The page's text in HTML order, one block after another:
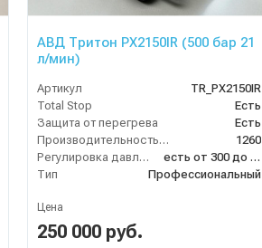
АВД Тритон PX2150IR (500 бар 21
л/мин)
Артикул
TR_PX2150IR
Total Stop
Есть
Защита от перегрева
Есть
Производительность (л/ч)
1260
Регулировка давления
есть от 300 до 520
Тип
Профессиональный
Цена
250 000 руб.